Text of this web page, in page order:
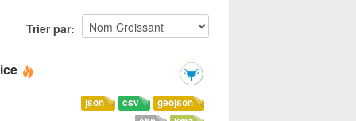
Trier par
geojson
csv
json